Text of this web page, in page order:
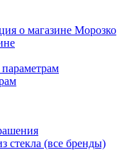
стекла (все бренды)